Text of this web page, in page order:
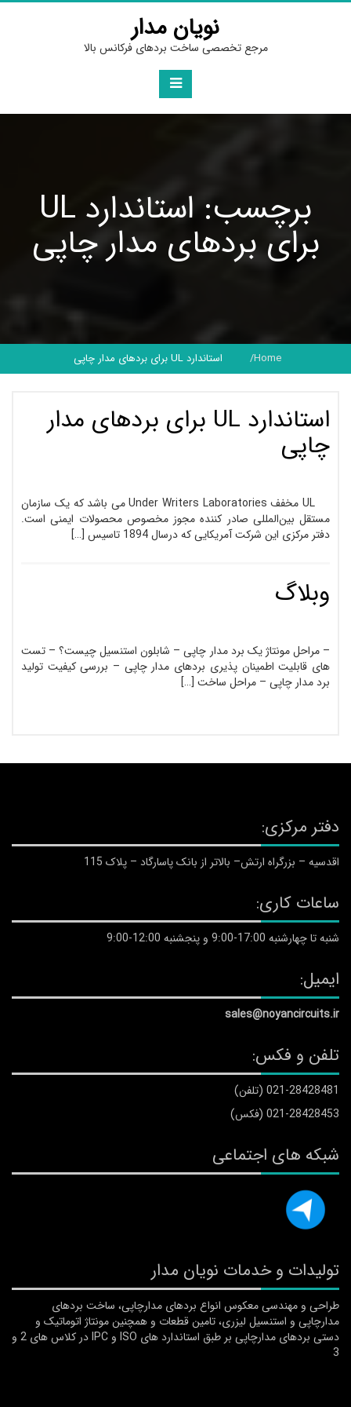
Skip
نویان مدار
مرجع تخصصی ساخت بردهای فرکانس بالا
برچسب: استاندارد UL
برای بردهای مدار چاپی
Home استاندارد UL برای بردهای مدار چاپی
استاندارد UL برای بردهای مدار
چاپی
UL مخفف Under Writers Laboratories می باشد که یک سازمان
مستقل بین‌المللی صادر کننده مجوز مخصوص محصولات ایمنی است.
دفتر مرکزی این شرکت آمریکایی که درسال 1894 تاسیس […]
وبلاگ
– مراحل مونتاژ یک برد مدار چاپی – شابلون استنسیل چیست؟ – تست
های قابلیت اطمینان پذیری بردهای مدار چاپی – بررسی کیفیت تولید
برد مدار چاپی – مراحل ساخت […]
دفتر مرکزی:
اقدسیه – بزرگراه ارتش– بالاتر از بانک پاسارگاد – پلاک 115
ساعات کاری:
شنبه تا چهارشنبه 17:00-9:00 و پنجشنبه 12:00-9:00
ایمیل:
sales@noyancircuits.ir
تلفن و فکس:
021-28428481 (تلفن)
021-28428453 (فکس)
شبکه های اجتماعی
تولیدات و خدمات نویان مدار
طراحی و مهندسی معکوس انواع بردهای مدارچاپی، ساخت بردهای
مدارچاپی و استنسیل لیزری، تامین قطعات و همچنین مونتاژ اتوماتیک و
دستی بردهای مدارچاپی بر طبق استاندارد های ISO و IPC در کلاس های 2 و
3